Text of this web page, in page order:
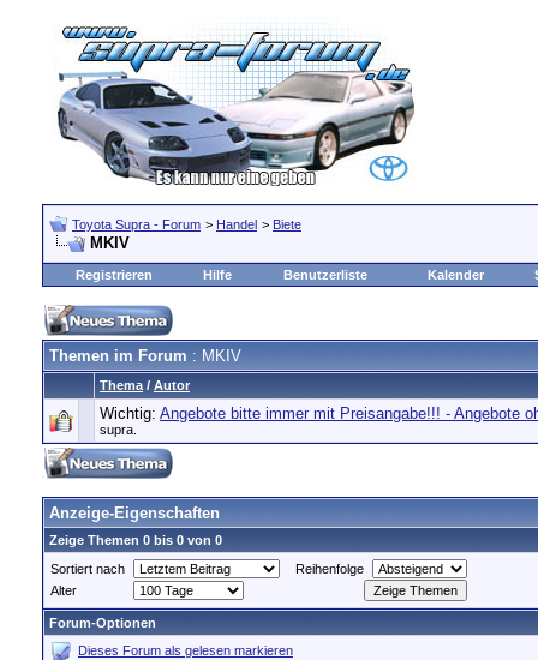
Toyota Supra - Forum > Handel > Biete
MKIV
Registrieren Hilfe Benutzerliste Kalender
Themen im Forum : MKIV
Thema / Autor
Wichtig: Angebote bitte immer mit Preisangabe!!! - Angebote
supra.
Anzeige-Eigenschaften
Zeige Themen 0 bis 0 von 0
Sortiert nach
Reihenfolge
Alter
Forum-Optionen
Dieses Forum als gelesen markieren